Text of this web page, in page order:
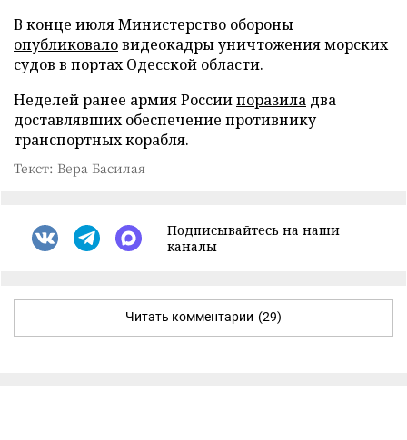
В конце июля Министерство обороны
опубликоваловидеокадры уничтожения морских
судов в портах Одесской области.
Неделей ранее армия Россиипоразила два
доставлявших обеспечение противнику
транспортных корабля.
Текст: Вера Басилая
Подписывайтесь на наши
каналы
Читать комментарии (29)